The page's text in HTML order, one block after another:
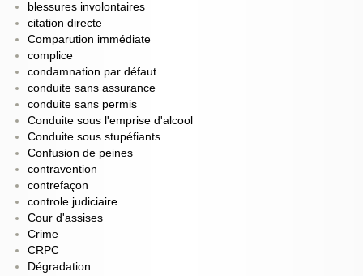
blessures involontaires
citation directe
Comparution immédiate
complice
condamnation par défaut
conduite sans assurance
conduite sans permis
Conduite sous l'emprise d'alcool
Conduite sous stupéfiants
Confusion de peines
contravention
contrefaçon
controle judiciaire
Cour d'assises
Crime
CRPC
Dégradation